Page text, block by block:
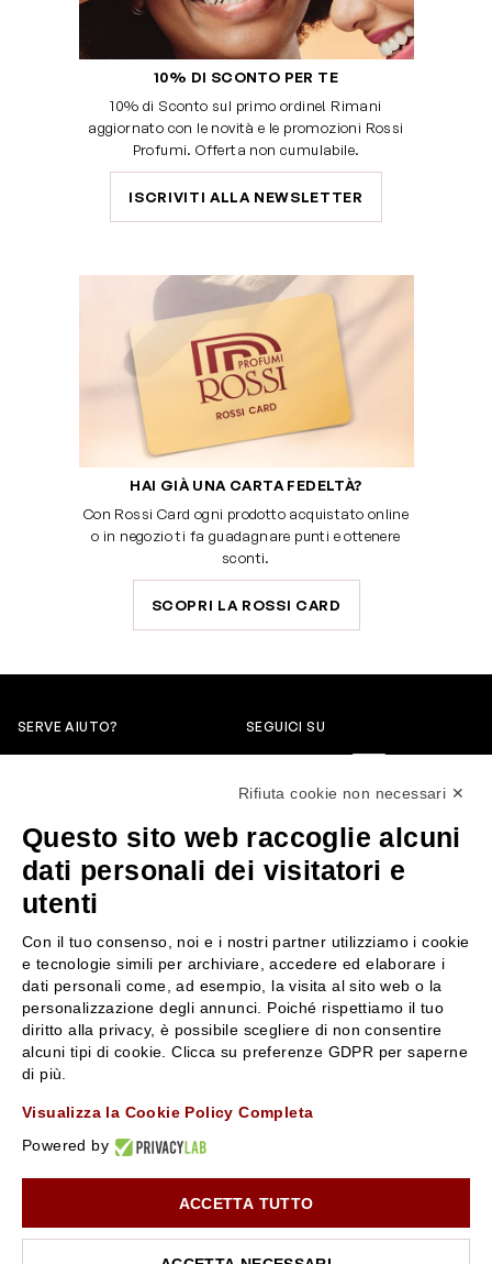
10% DI SCONTO PER TE
10% di Sconto sul primo ordine! Rimani
aggiornato con le novità e le promozioni Rossi
Profumi. Offerta non cumulabile.
ISCRIVITI ALLA NEWSLETTER
HAI GIÀ UNA CARTA FEDELTÀ?
Con Rossi Card ogni prodotto acquistato online
o in negozio ti fa guadagnare punti e ottenere
sconti.
SCOPRI LA ROSSI CARD
SERVE AIUTO?
servizioclienti@rossiprofumi.it
SEGUICI SU
SERVIZIO CLIENTI
Resi e rimborsi
Pagamenti
Spedizione
Condizioni generali di vendita
Privacy Policy
Chi siamo
Contattaci
Negozi
Attiva la Rossi Card
Lavora con noi
10% di Sconto sul primo ordine!*
Iscriviti alla newsletter e rimani aggiornato con le novità e
le promozioni Rossi Profumi.
Rifiuta cookie non necessari ✕
Questo sito web raccoglie alcuni
dati personali dei visitatori e
utenti
Con il tuo consenso, noi e i nostri partner utilizziamo i cookie
e tecnologie simili per archiviare, accedere ed elaborare i
dati personali come, ad esempio, la visita al sito web o la
personalizzazione degli annunci. Poiché rispettiamo il tuo
diritto alla privacy, è possibile scegliere di non consentire
alcuni tipi di cookie. Clicca su preferenze GDPR per saperne
di più.
Visualizza la Cookie Policy Completa
Powered by
ACCETTA TUTTO